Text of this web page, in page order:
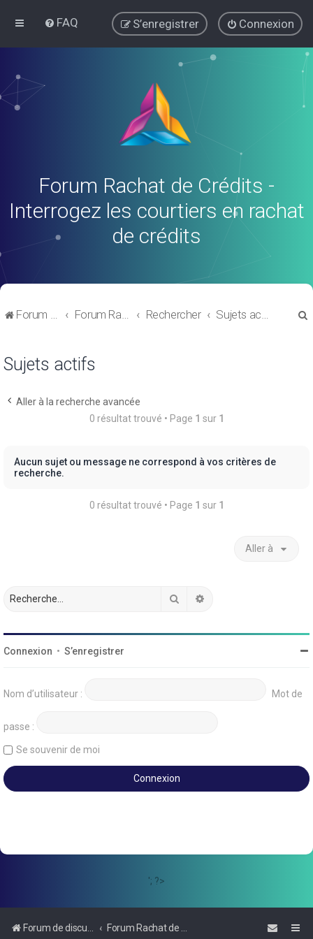
FAQ Connexion
S’enregistrer
Forum Rachat de Crédits -
Interrogez les courtiers en rachat
de crédits
Forum de discussions sur le Regroupement de Crédits et le Rachat de Crédits Forum Rachat de Crédits Rechercher Sujets actifs
Sujets actifs
Aller à la recherche avancée
0 résultat trouvé • Page 1 sur 1
Aucun sujet ou message ne correspond à vos critères de
recherche.
0 résultat trouvé • Page 1 sur 1
Aller à
Rechercher
Connexion • S’enregistrer
Nom d’utilisateur : Mot de
passe :
Se souvenir de moi
'; ?>
Forum de discussions sur le Regroupement de Crédits et le Rachat de Crédits